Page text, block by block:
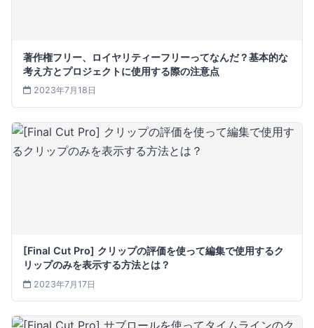
著作権フリー、ロイヤリティーフリーってなんだ？基本的な
考え方とプロジェクトに使用する際の注意点
2023年7月18日
[Final Cut Pro] クリップの評価を使って編集で使用するク
リップのみを表示する方法とは？
2023年7月17日